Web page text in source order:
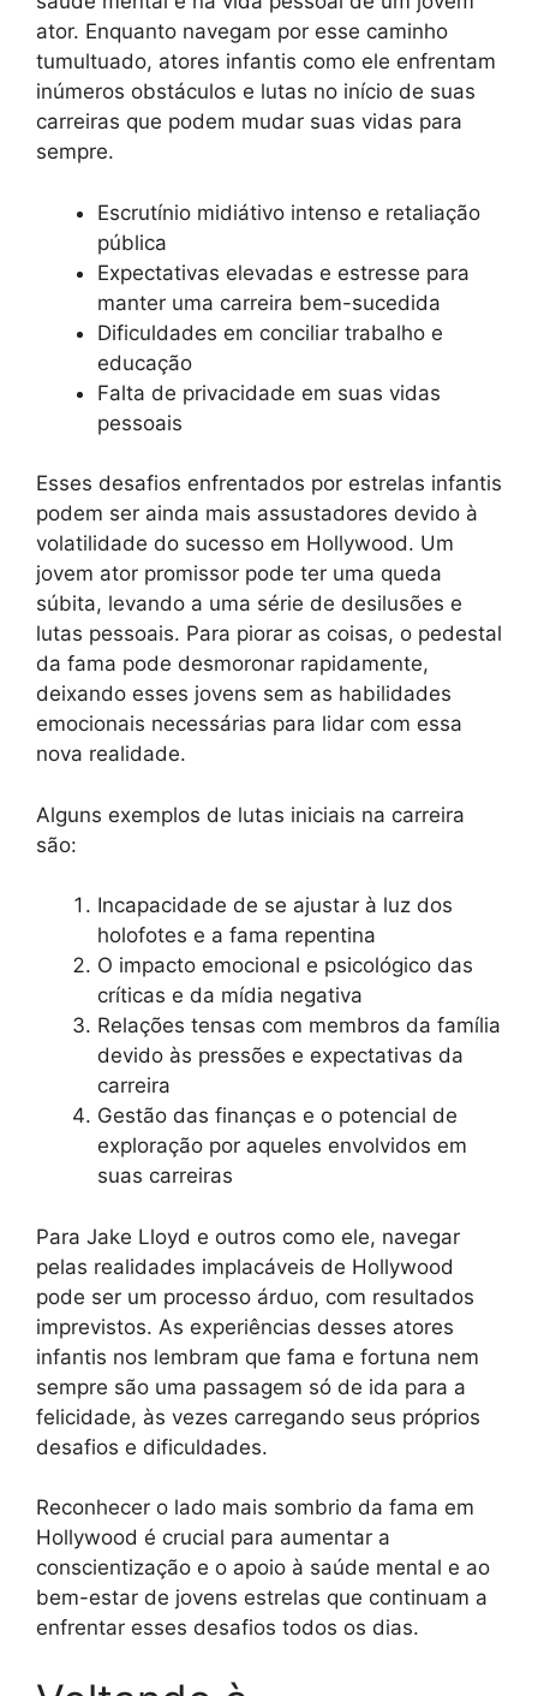
ator. Enquanto navegam por esse caminho
tumultuado, atores infantis como ele enfrentam
inúmeros obstáculos e lutas no início de suas
carreiras que podem mudar suas vidas para
sempre.
Escrutínio midiátivo intenso e retaliação
pública
Expectativas elevadas e estresse para
manter uma carreira bem-sucedida
Dificuldades em conciliar trabalho e
educação
Falta de privacidade em suas vidas
pessoais
Esses desafios enfrentados por estrelas infantis
podem ser ainda mais assustadores devido à
volatilidade do sucesso em Hollywood. Um
jovem ator promissor pode ter uma queda
súbita, levando a uma série de desilusões e
lutas pessoais. Para piorar as coisas, o pedestal
da fama pode desmoronar rapidamente,
deixando esses jovens sem as habilidades
emocionais necessárias para lidar com essa
nova realidade.
Alguns exemplos de lutas iniciais na carreira
são:
Incapacidade de se ajustar à luz dos
holofotes e a fama repentina
O impacto emocional e psicológico das
críticas e da mídia negativa
Relações tensas com membros da família
devido às pressões e expectativas da
carreira
Gestão das finanças e o potencial de
exploração por aqueles envolvidos em
suas carreiras
Para Jake Lloyd e outros como ele, navegar
pelas realidades implacáveis ​​de Hollywood
pode ser um processo árduo, com resultados
imprevistos. As experiências desses atores
infantis nos lembram que fama e fortuna nem
sempre são uma passagem só de ida para a
felicidade, às vezes carregando seus próprios
desafios e dificuldades.
Reconhecer o lado mais sombrio da fama em
Hollywood é crucial para aumentar a
conscientização e o apoio à saúde mental e ao
bem-estar de jovens estrelas que continuam a
enfrentar esses desafios todos os dias.